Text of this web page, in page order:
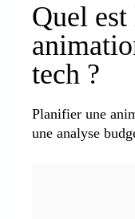
Quel
tech ?
Planifier une
une analyse